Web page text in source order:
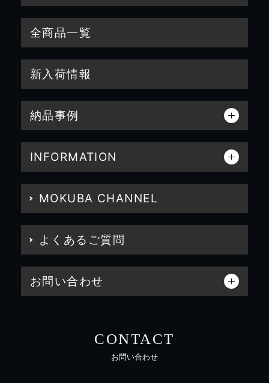
全商品一覧
新入荷情報
納品事例
INFORMATION
MOKUBA CHANNEL
よくあるご質問
お問い合わせ
CONTACT
お問い合わせ